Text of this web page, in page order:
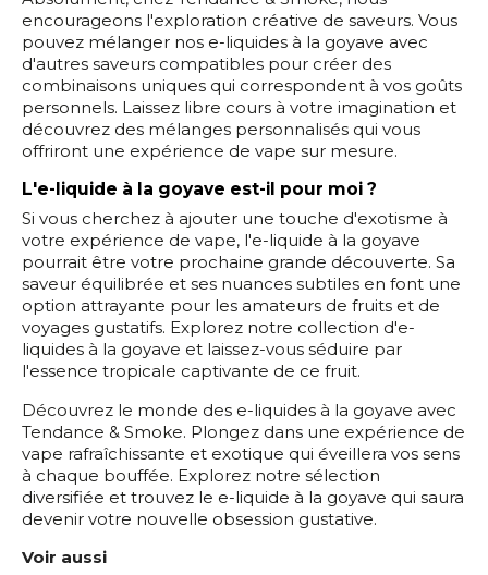
encourageons l'exploration créative de saveurs. Vous
pouvez mélanger nos e-liquides à la goyave avec
d'autres saveurs compatibles pour créer des
combinaisons uniques qui correspondent à vos goûts
personnels. Laissez libre cours à votre imagination et
découvrez des mélanges personnalisés qui vous
offriront une expérience de vape sur mesure.
L'e-liquide à la goyave est-il pour moi ?
Si vous cherchez à ajouter une touche d'exotisme à
votre expérience de vape, l'e-liquide à la goyave
pourrait être votre prochaine grande découverte. Sa
saveur équilibrée et ses nuances subtiles en font une
option attrayante pour les amateurs de fruits et de
voyages gustatifs. Explorez notre collection d'e-
liquides à la goyave et laissez-vous séduire par
l'essence tropicale captivante de ce fruit.
Découvrez le monde des e-liquides à la goyave avec
Tendance & Smoke. Plongez dans une expérience de
vape rafraîchissante et exotique qui éveillera vos sens
à chaque bouffée. Explorez notre sélection
diversifiée et trouvez le e-liquide à la goyave qui saura
devenir votre nouvelle obsession gustative.
Voir aussi